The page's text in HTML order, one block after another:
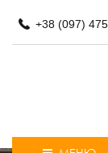
+38 (097)